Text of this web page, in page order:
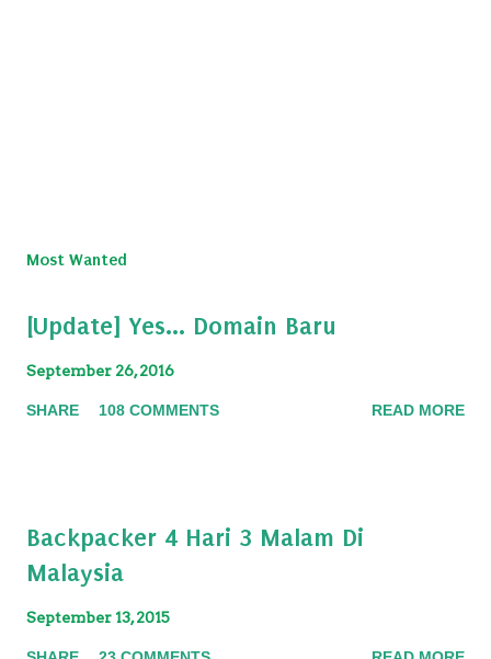
s
C
m
m
Most Wanted
[Update] Yes... Domain Baru
September 26, 2016
SHARE 108 COMMENTS READ MORE
Backpacker 4 Hari 3 Malam Di
Malaysia
September 13, 2015